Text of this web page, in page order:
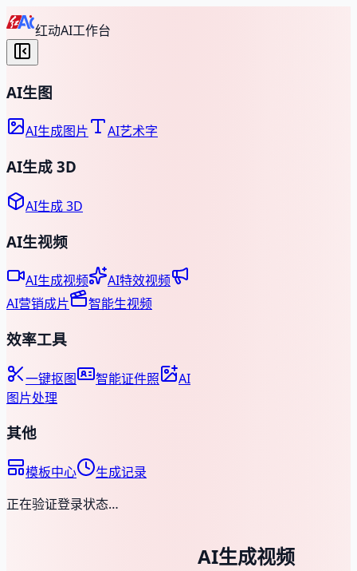
红动AI工作台
AI生图
AI生成图片 AI艺术字
AI生成 3D
AI生成 3D
AI生视频
AI生成视频
AI特效视频
AI营销成片
智能生视频
效率工具
一键抠图 智能证件照
AI
图片处理
其他
模板中心
生成记录
正在验证登录状态…
AI生成视频